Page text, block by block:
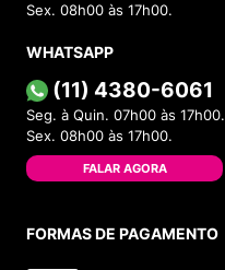
Sex. 08h00 às 17h00.
WHATSAPP
(11) 4380-6061
Seg. à Quin. 07h00 às 17h00.
Sex. 08h00 às 17h00.
FALAR AGORA
FORMAS DE PAGAMENTO